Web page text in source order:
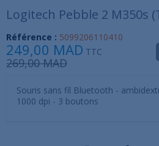
Logitech Pebble 2 M350s
Référence : 5099206110410
249,00 MAD TTC
269,00 MAD
Souris sans fil Bluetooth -
1000 dpi - 3 boutons